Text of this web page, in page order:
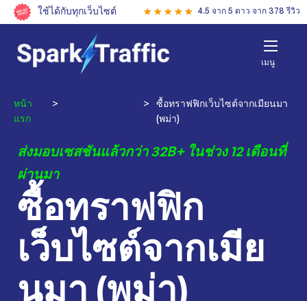
ใช้ได้กับทุกเว็บไซต์ 4.5 จาก 5 ดาว จาก 378 รีวิว
เมนู
หน้า
แรก
> >
ซื้อทราฟฟิกเว็บไซต์จากเมียนมา
(พม่า)
ส่งมอบเซสชันแล้วกว่า 32B+ ในช่วง 12 เดือนที่
ผ่านมา
ซื้อทราฟฟิก
เว็บไซต์จากเมีย
นมา (พม่า)